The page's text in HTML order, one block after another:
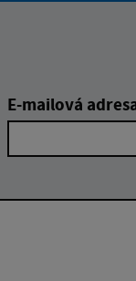
E-mailová